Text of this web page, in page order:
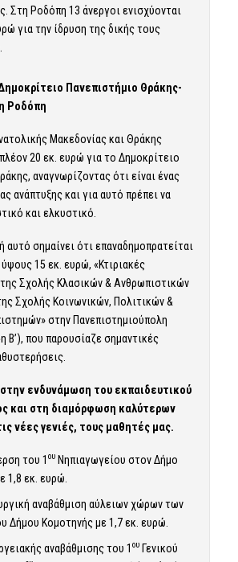
Στη Ροδόπη 13 άνεργοι ενισχύονται
για την ίδρυση της δικής τους
Πανεπιστήμιο Θράκης-
Ροδόπη
Μακεδονίας και Θράκης
20 εκ. ευρώ για το Δημοκρίτειο
αναγνωρίζοντας ότι είναι ένας
ανάπτυξης και για αυτό πρέπει να
και ελκυστικό.
αυτό σημαίνει ότι επαναδημοπρατείται
15 εκ. ευρώ, «Κτιριακές
Σχολής Κλασικών & Ανθρωπιστικών
Σχολής Κοινωνικών, Πολιτικών &
στην Πανεπιστημιούπολη
Β’), που παρουσίαζε σημαντικές
ενδυνάμωση του εκπαιδευτικού
και στη διαμόρφωση καλύτερων
νέες γενιές, τους μαθητές μας.
του 1 ουΝηπιαγωγείου στον Δήμο
1,8 εκ. ευρώ.
αναβάθμιση αύλειων χώρων των
Δήμου Κομοτηνής με 1,7 εκ. ευρώ.
αναβάθμισης του 1 ουΓενικού